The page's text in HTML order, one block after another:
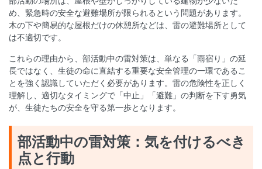
め、緊急時の安全な避難場所が限られるという問題があります。
木の下や簡易的な屋根だけの休憩所などは、雷の避難場所として
は不適切です。
これらの理由から、部活動中の雷対策は、単なる「雨宿り」の延
長ではなく、生徒の命に直結する重要な安全管理の一環であるこ
とを強く認識していただく必要があります。雷の危険性を正しく
理解し、適切なタイミングで「中止」「避難」の判断を下す勇気
が、生徒たちの安全を守る第一歩となります。
部活動中の雷対策：気を付けるべき
点と行動